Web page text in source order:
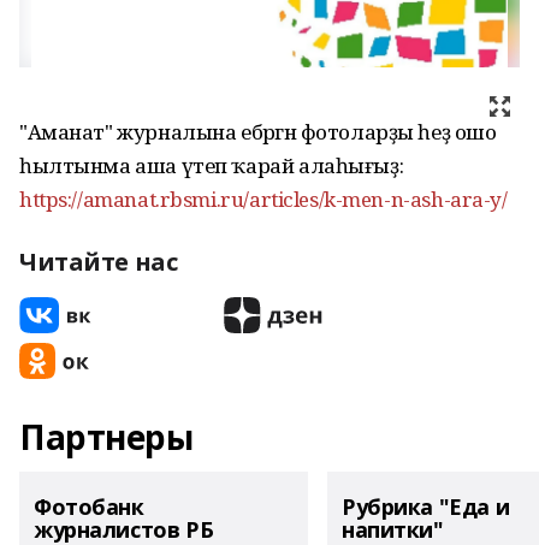
"Аманат" журналына ебәргән фотоларҙы һеҙ ошо
һылтынма аша үтеп ҡарай алаһығыҙ:
https://amanat.rbsmi.ru/articles/k-men-n-ash-ara-y/
Читайте нас
Партнеры
Фотобанк
журналистов РБ
Рубрика "Еда и
напитки"